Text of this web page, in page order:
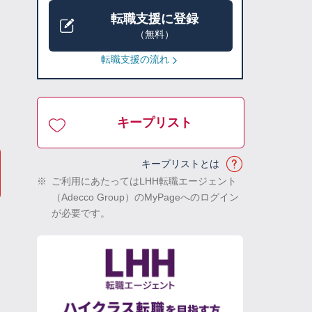
転職支援に登録
（無料）
転職支援の流れ
キープリスト
キープリストとは
※
ご利用にあたってはLHH転職エージェント
（Adecco Group）のMyPageへのログイン
が必要です。